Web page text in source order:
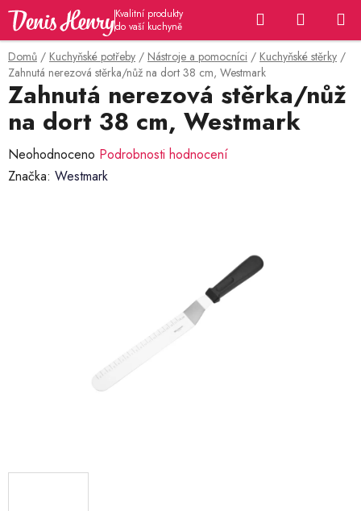
Přejít
obsah
Hledat
KOŠÍK
Domů / Kuchyňské potřeby / Nástroje a pomocníci / Kuchyňské stěrky /
Zahnutá nerezová stěrka/nůž na dort 38 cm, Westmark
Zahnutá nerezová stěrka/nůž
na dort 38 cm, Westmark
Průměrné
hodnocení
Neohodnoceno Podrobnosti hodnocení
Značka: Westmark